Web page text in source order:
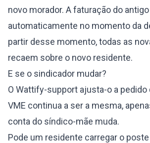
novo morador. A faturação do
automaticamente no momento da
partir desse momento, todas as
recaem sobre o novo residente.
E se o sindicador mudar?
O Wattify-support ajusta-o a pedido
VME continua a ser a mesma,
conta do síndico-mãe muda.
Pode um residente carregar o